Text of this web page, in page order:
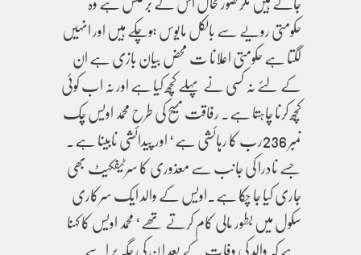
حکومتی رویے سے بالکل مایوس ہوچکے ہیں اور انہیں
لگتا ہے حکومتی اعلانا ت محض بیان بازی ہے ان
کے لئے نہ کسی نے پہلے کچھ کیا ہے اور نہ اب کوئی
کچھ کرنا چاہتا ہے۔ رفاقت مسیح کی طرح محمد اویس چک
نمبر 236رب کا رہائشی ہے‘ اور پیدائشی نابینا ہے۔
جسے نادرا کی جانب سے معذوری کا سرٹیفکیٹ بھی
جاری کیا جا چکا ہے۔اویس کے والد ایک سرکاری
سکول میں بطور مالی کام کرتے تھے‘ محمد اویس کا کہنا